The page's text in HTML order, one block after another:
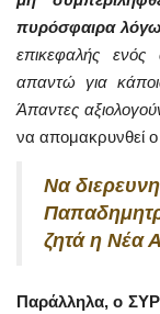
πυρόσφαιρα
επικεφαλής ενός
απαντώ για
Άπαντες
να απομακρυνθεί
Να
ζητά η Νέα
Παράλληλα, ο